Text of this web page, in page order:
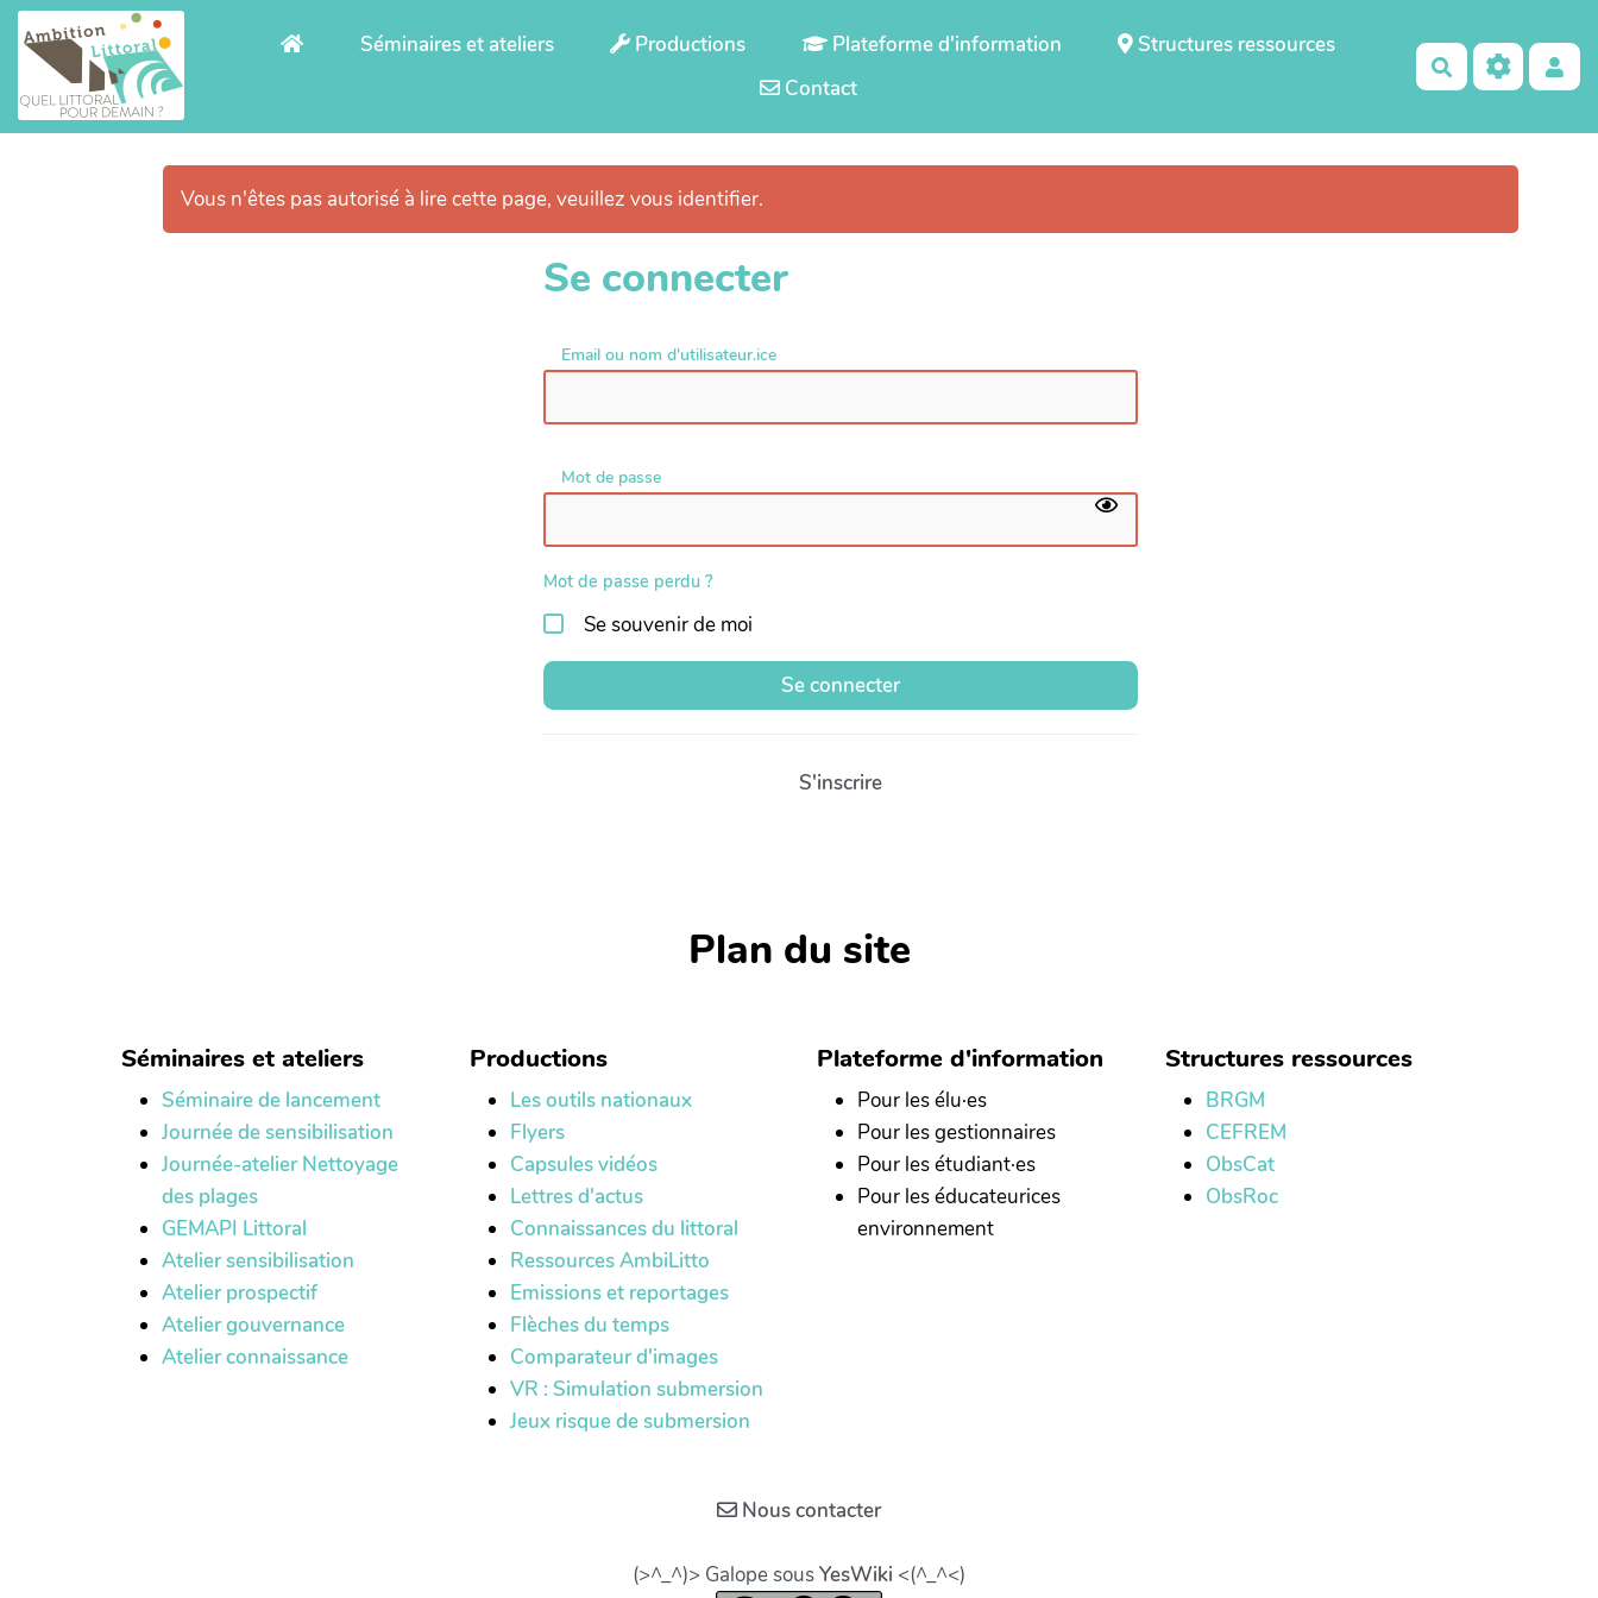
Aller au contenu principal
Séminaires et ateliers Productions Plateforme d'information
Structures ressources
Contact
Rechercher
Vous n'êtes pas autorisé à lire cette page, veuillez vous identifier.
Se connecter
Email ou nom d'utilisateur.ice
Mot de passe
Mot de passe perdu ?
Se souvenir de moi
Se connecter
S'inscrire
Plan du site
Séminaires et ateliers
Séminaire de lancement
Journée de sensibilisation
Journée-atelier Nettoyage
des plages
GEMAPI Littoral
Atelier sensibilisation
Atelier prospectif
Atelier gouvernance
Atelier connaissance
Productions
Les outils nationaux
Flyers
Capsules vidéos
Lettres d'actus
Connaissances du littoral
Ressources AmbiLitto
Emissions et reportages
Flèches du temps
Comparateur d'images
VR : Simulation submersion
Jeux risque de submersion
Plateforme d'information
Pour les élu·es
Pour les gestionnaires
Pour les étudiant·es
Pour les éducateurices
environnement
Structures ressources
BRGM
CEFREM
ObsCat
ObsRoc
Nous contacter
(>^_^)> Galope sousYesWiki <(^_^<)